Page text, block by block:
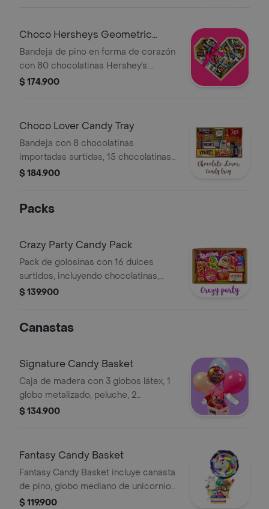
Choco Hersheys Geometric
Heart Tray
Bandeja de pino en forma de corazón
con 80 chocolatinas Hershey's:
nuggets, cookies 'n' cream y milk
disponibilidad.
$ 174.900
Choco Lover Candy Tray
Bandeja con 8 chocolatinas
importadas surtidas, 15 chocolatinas
fun size surtidas y bombones de
disponibilidad.
$ 184.900
Packs
Crazy Party Candy Pack
Pack de golosinas con 16 dulces
surtidos, incluyendo chocolatinas,
chicles y caramelos importados. La
$ 139.900
Canastas
Signature Candy Basket
Caja de madera con 3 globos látex, 1
globo metalizado, peluche, 2
chocolatinas, 1 chicle y 1 dulce surtido
$ 134.900
Fantasy Candy Basket
Fantasy Candy Basket incluye canasta
de pino, globo mediano de unicornio y
8 golosinas importadas surtidas. La
$ 119.900